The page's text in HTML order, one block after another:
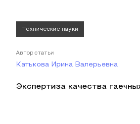
Технические науки
Автор статьи
Катькова Ирина Валерьевна
Экспертиза качества